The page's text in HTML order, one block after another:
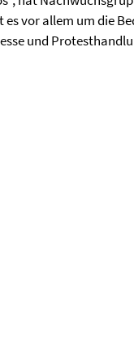
vor allem um die
und